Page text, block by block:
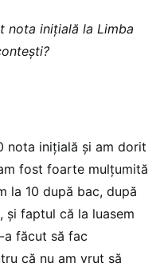
nota inițială la Limba
nota inițială și am dorit
fost foarte mulțumită
la 10 după bac, după
faptul că la luasem
a făcut să fac
că nu am vrut să